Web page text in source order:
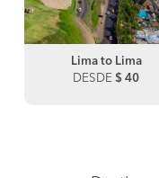
Lima to Lima
DESDE $ 40